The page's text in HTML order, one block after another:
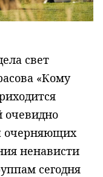
свет
«Кому
очевидно
очерняющих
ненависти
сегодня